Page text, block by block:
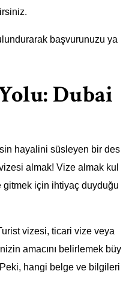
başvurunuzu ya
Dubai
hayalini süsleyen bir des
almak! Vize almak kul
gitmek için ihtiyaç duyduğu
vizesi, ticari vize veya
amacını belirlemek büy
hangi belge ve bilgileri